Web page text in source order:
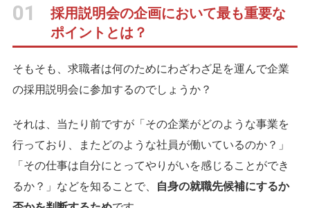
01
採用説明会の企画において最も重要な
ポイントとは？
そもそも、求職者は何のためにわざわざ足を運んで企業
の採用説明会に参加するのでしょうか？
それは、当たり前ですが「その企業がどのような事業を
行っており、またどのような社員が働いているのか？」
「その仕事は自分にとってやりがいを感じることができ
るか？」などを知ることで、
自身の就職先候補にするか